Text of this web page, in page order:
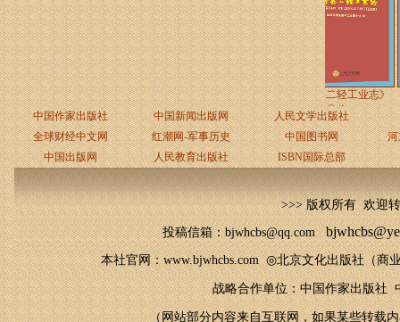
中条山抗战史话◎总编/
王
《临猗县二轻工业志》
◎临
中国作家出版社
中国新闻出版网
人民文学出版社
全球财经中文网
红潮网-军事历史 中国图书网
中国出版网
人民教育出版社 ISBN国际总部
>>> 版权所有 欢迎
投稿信箱：bjwhcbs@qq.com
本社官网：www.bjwhcbs.com◎北京文化出版社（商
战略合作单位：中国作家出版社
（网站部分内容来自互联网，如果某些转载